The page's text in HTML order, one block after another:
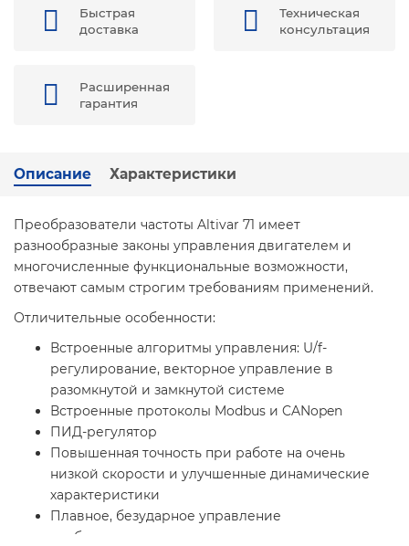
Быстрая
доставка
Техническая
консультация
Расширенная
гарантия
Описание Характеристики
Преобразователи частоты Altivar 71 имеет
разнообразные законы управления двигателем и
многочисленные функциональные возможности,
отвечают самым строгим требованиям применений.
Отличительные особенности:
Встроенные алгоритмы управления: U/f-
регулирование, векторное управление в
разомкнутой и замкнутой системе
Встроенные протоколы Modbus и CANopen
ПИД-регулятор
Повышенная точность при работе на очень
низкой скорости и улучшенные динамические
характеристики
Плавное, безударное управление
несбалансированными механизмами с помощью